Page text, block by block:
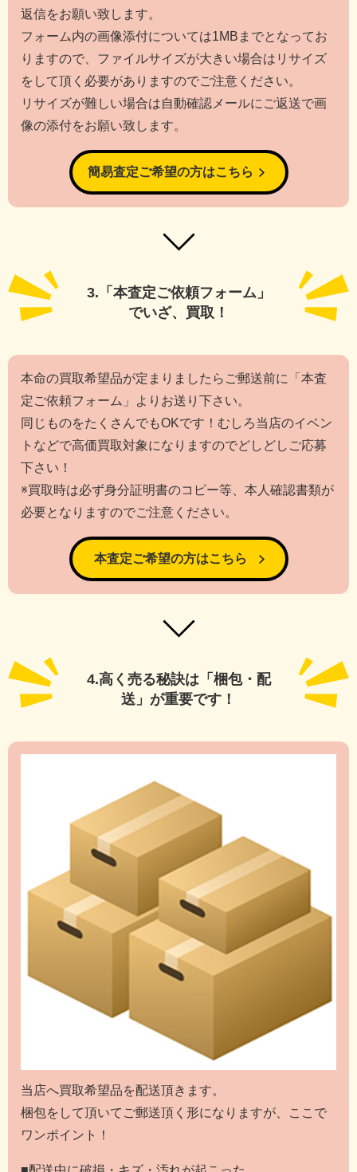
返信をお願い致します。
フォーム内の画像添付については1MBまでとなってお
りますので、ファイルサイズが大きい場合はリサイズ
をして頂く必要がありますのでご注意ください。
リサイズが難しい場合は自動確認メールにご返送で画
像の添付をお願い致します。
簡易査定ご希望の方はこちら
3.「本査定ご依頼フォーム」
でいざ、買取！
本命の買取希望品が定まりましたらご郵送前に「本査
定ご依頼フォーム」よりお送り下さい。
同じものをたくさんでもOKです！むしろ当店のイベン
トなどで高価買取対象になりますのでどしどしご応募
下さい！
※買取時は必ず身分証明書のコピー等、本人確認書類が
必要となりますのでご注意ください。
本査定ご希望の方はこちら
4.高く売る秘訣は「梱包・配
送」が重要です！
当店へ買取希望品を配送頂きます。
梱包をして頂いてご郵送頂く形になりますが、ここで
ワンポイント！